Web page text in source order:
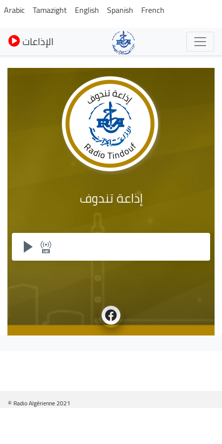
Pasar
al
contenido
principal
Arabic Tamazight English Spanish French
الإذاعات
إذاعة تندوف
© Radio Algérienne 2021